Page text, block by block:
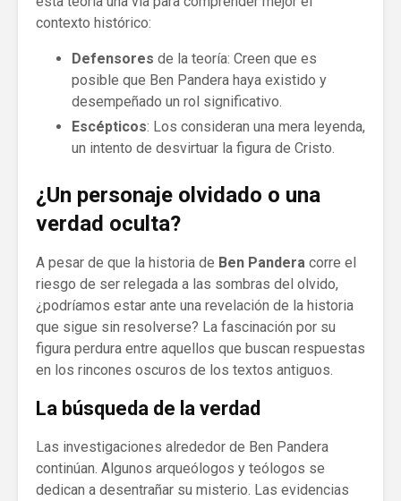
contexto histórico:
Defensores de la teoría: Creen que es
posible que Ben Pandera haya existido y
desempeñado un rol significativo.
Escépticos: Los consideran una mera leyenda,
un intento de desvirtuar la figura de Cristo.
¿Un personaje olvidado o una
verdad oculta?
A pesar de que la historia de Ben Pandera corre el
riesgo de ser relegada a las sombras del olvido,
¿podríamos estar ante una revelación de la historia
que sigue sin resolverse? La fascinación por su
figura perdura entre aquellos que buscan respuestas
en los rincones oscuros de los textos antiguos.
La búsqueda de la verdad
Las investigaciones alrededor de Ben Pandera
continúan. Algunos arqueólogos y teólogos se
dedican a desentrañar su misterio. Las evidencias